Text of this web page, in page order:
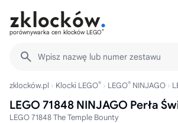
porównywarka cen klocków LEGO®
Wpisz nazwę lub numer zestawu
zklocków.pl Klocki LEGO® LEGO® NINJAGO
LEGO 71848 NINJAGO Perła
LEGO 71848 The Temple Bounty